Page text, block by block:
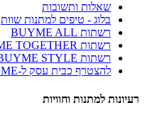
שאלות ותשובות
בלוג - טיפים למתנות שוות
רשתות BUYME ALL
רשתות BUYME TOGETHER
רשתות BUYME STYLE
להצטרף כבית עסק ל-BUYME
רעיונות למתנות וחוויות